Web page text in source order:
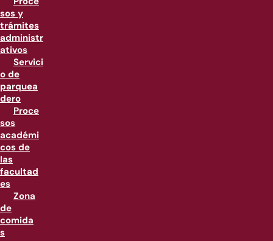
sos y
trámites
administr
ativos
Servici
o de
parquea
dero
Proce
sos
académi
cos de
las
facultad
es
Zona
de
comida
s